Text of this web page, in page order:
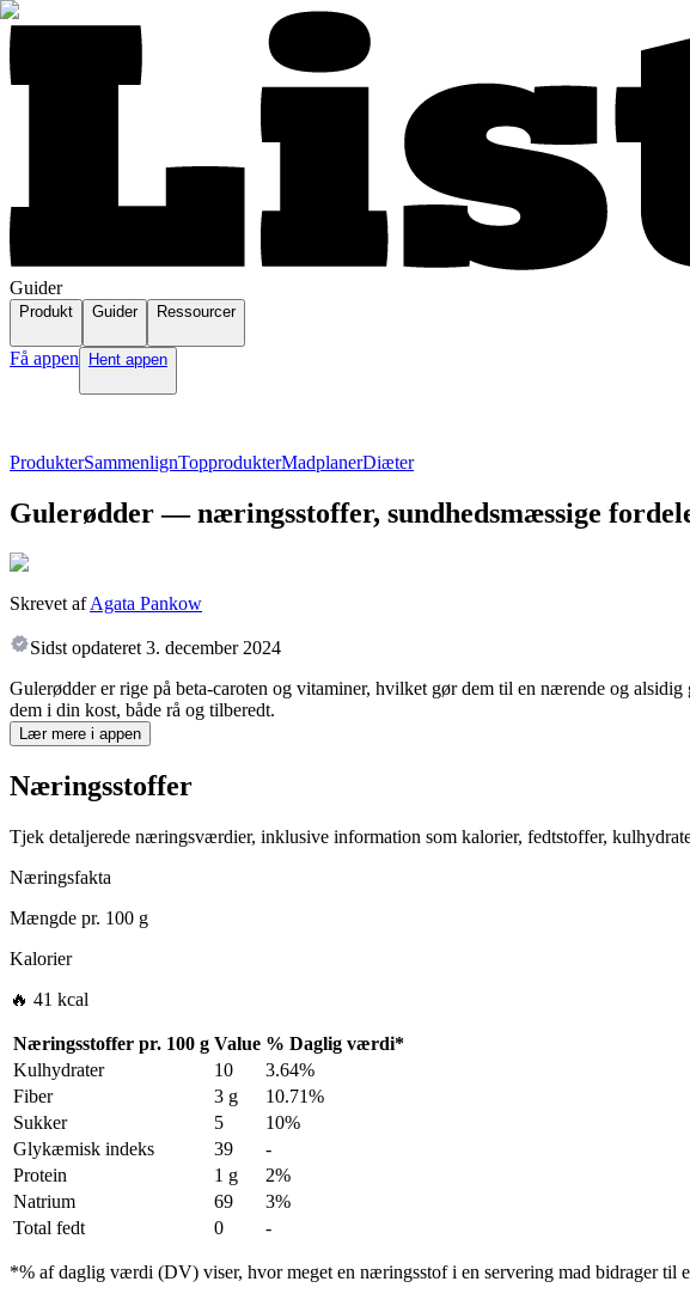
Guider
Produkt Guider Ressourcer
Få appen Hent appen
ProdukterSammenlignTopprodukterMadplanerDiæter
Gulerødder — næringsstoffer, sundhedsmæssige
Skrevet afAgata Pankow
Sidst opdateret 3. december 2024
Gulerødder er rige på beta-caroten og vitaminer, hvilket gør dem til en nærende og
dem i din kost, både rå og tilberedt.
Lær mere i appen
Næringsstoffer
Tjek detaljerede næringsværdier, inklusive information som kalorier, fedtstoffer,
Næringsfakta
Mængde pr. 100 g
Kalorier
🔥 41 kcal
Næringsstoffer pr. 100 g Value % Daglig værdi*
Kulhydrater
10
3.64%
Fiber
3 g
10.71%
Sukker
5
10%
Glykæmisk indeks
39
-
Protein
1 g
2%
Natrium
69
3%
Total fedt
0 -
*% af daglig værdi (DV) viser, hvor meget en næringsstof i en servering mad bidrager til